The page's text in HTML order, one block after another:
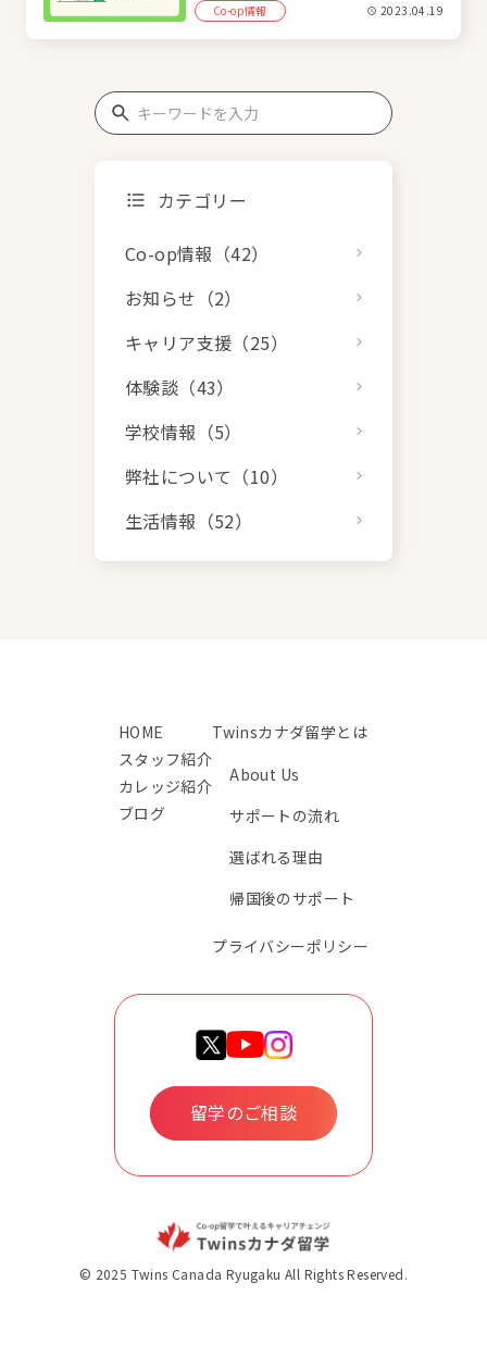
Co-op情報 2023.04.19
カテゴリー
Co-op情報（42）
お知らせ（2）
キャリア支援（25）
体験談（43）
学校情報（5）
弊社について（10）
生活情報（52）
HOME
スタッフ紹介
カレッジ紹介
ブログ
Twinsカナダ留学とは
About Us
サポートの流れ
選ばれる理由
帰国後のサポート
プライバシーポリシー
留学のご相談
© 2025 Twins Canada Ryugaku All Rights Reserved.